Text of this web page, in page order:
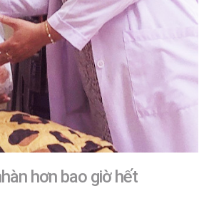
hơn bao giờ hết